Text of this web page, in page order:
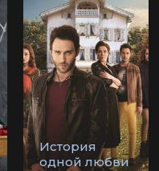
История
одной любви